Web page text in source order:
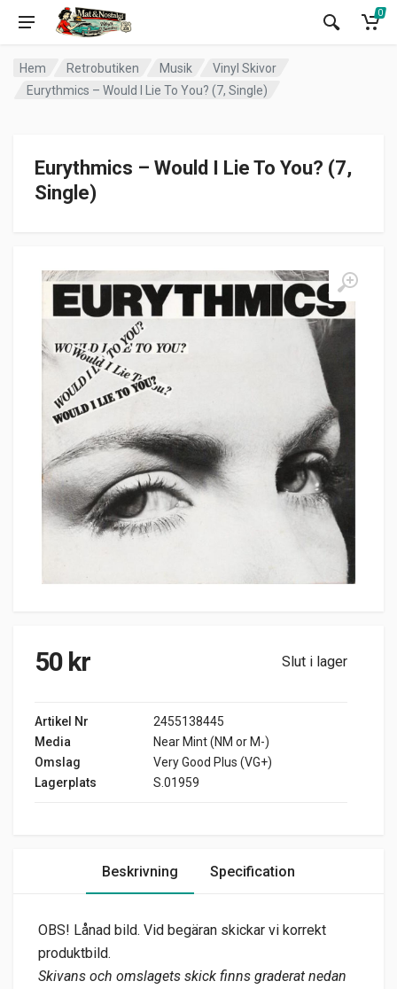
0
Hem Retrobutiken Musik
Vinyl Skivor
Eurythmics – Would I Lie To You? (7, Single)
Eurythmics – Would I Lie To You? (7,
Single)
50 kr Slut i lager
Artikel Nr
2455138445
Media
Near Mint (NM or M-)
Omslag
Very Good Plus (VG+)
Lagerplats
S.01959
Beskrivning Specification
OBS! Lånad bild. Vid begäran skickar vi korrekt
produktbild.
Skivans och omslagets skick finns graderat nedan